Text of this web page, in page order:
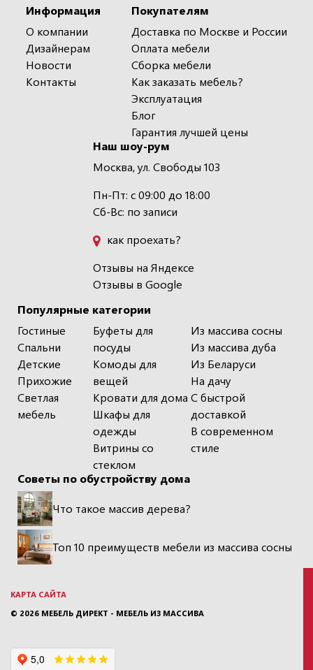
Информация
О компании
Дизайнерам
Новости
Контакты
Популярные категории
Гостиные
Спальни
Детские
Прихожие
Светлая
мебель
Буфеты для
посуды
Комоды для
вещей
Кровати для дома
Шкафы для
одежды
Витрины со
стеклом
Из массива сосны
Из массива дуба
Из Беларуси
На дачу
С быстрой
доставкой
В современном
стиле
Покупателям
Доставка по Москве и России
Оплата мебели
Сборка мебели
Как заказать мебель?
Эксплуатация
Блог
Гарантия лучшей цены
Наш шоу-рум
Москва, ул. Свободы 103
Пн-Пт: с 09:00 до 18:00
Сб-Вс: по записи
как проехать?
Отзывы на Яндексе
Отзывы в Google
Советы по обустройству дома
Что такое массив дерева?
Топ 10 преимуществ мебели из массива сосны
КАРТА САЙТА
© 2026 МЕБЕЛЬ ДИРЕКТ - МЕБЕЛЬ ИЗ МАССИВА